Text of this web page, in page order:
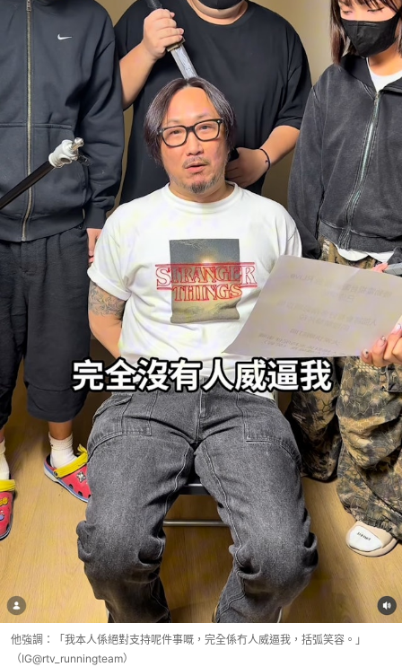
他強調：「我本人係絕對支持呢件事嘅，完全係冇人威逼我，括弧笑容。」
（IG@rtv_runningteam）